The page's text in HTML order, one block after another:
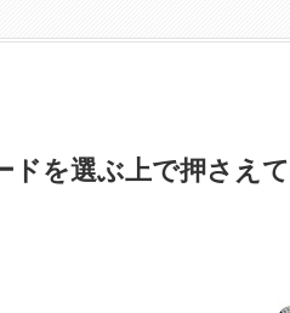
ドを選ぶ上で押さえ